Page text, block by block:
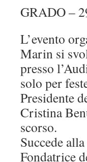
GRADO –
L’evento
Marin si
presso
solo per
Presidente
Cristina
scorso.
Succede
Fondatrice